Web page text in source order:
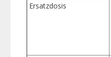
Ersatzdosis